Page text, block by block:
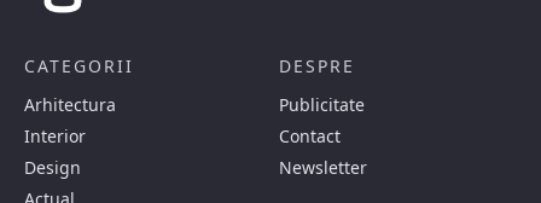
CATEGORII
Arhitectura
Interior
Design
DESPRE
Publicitate
Contact
Newsletter